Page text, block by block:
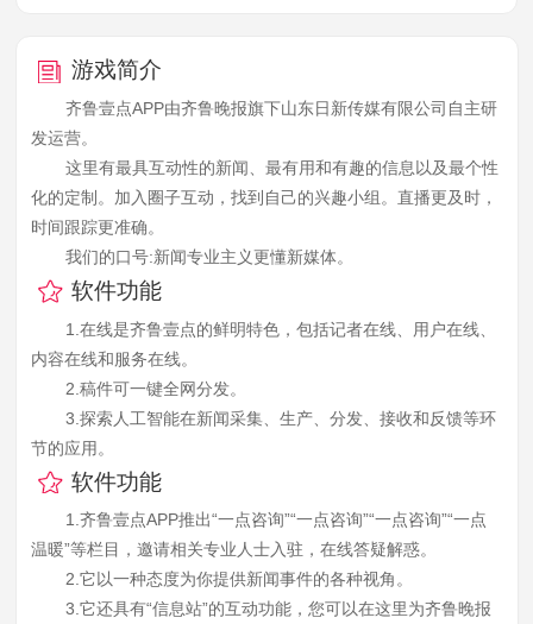
游戏简介
齐鲁壹点APP由齐鲁晚报旗下山东日新传媒有限公司自主研
发运营。
这里有最具互动性的新闻、最有用和有趣的信息以及最个性
化的定制。加入圈子互动，找到自己的兴趣小组。直播更及时，
时间跟踪更准确。
我们的口号:新闻专业主义更懂新媒体。
软件功能
1.在线是齐鲁壹点的鲜明特色，包括记者在线、用户在线、
内容在线和服务在线。
2.稿件可一键全网分发。
3.探索人工智能在新闻采集、生产、分发、接收和反馈等环
节的应用。
软件功能
1.齐鲁壹点APP推出“一点咨询”“一点咨询”“一点咨询”“一点
温暖”等栏目，邀请相关专业人士入驻，在线答疑解惑。
2.它以一种态度为你提供新闻事件的各种视角。
3.它还具有“信息站”的互动功能，您可以在这里为齐鲁晚报